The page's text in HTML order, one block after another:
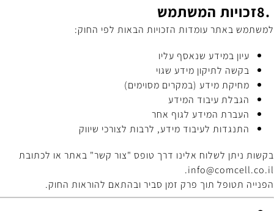
8.זכויות המשתמש
למשתמש באתר עומדות הזכויות הבאות לפי החוק:
עיון במידע שנאסף עליו
בקשה לתיקון מידע שגוי
מחיקת מידע (במקרים מסוימים)
הגבלת עיבוד המידע
העברת המידע לגוף אחר
התנגדות לעיבוד מידע, לרבות לצורכי שיווק
בקשות ניתן לשלוח אלינו דרך טופס "צור קשר" באתר או לכתובת
info@comcell.co.il
.
הפנייה תטופל תוך פרק זמן סביר ובהתאם להוראות החוק.